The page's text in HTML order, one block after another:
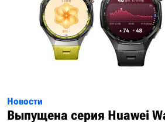
Новости
Выпущена серия Huawei